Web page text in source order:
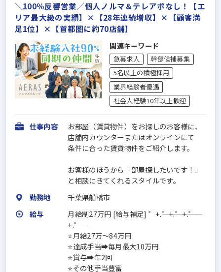
＼100％反響営業／個人ノルマ＆テレアポなし！【エ
リア最大級の実績】×【28年連続増収】×【顧客満
足1位】×【首都圏に約70店舗】
関連キーワード
急募求人
幹部候補募集
5名以上の積極採用
業界経験者優遇
社会人経験10年以上歓迎
仕事内容
お部屋（賃貸物件）をお探しのお客様に、
店舗内カウンターまたはオンラインにて
条件に合った賃貸物件をご紹介します。
お客様のほうから「部屋探したいです！」
と相談にきてくれるスタイルです。
勤務地
千葉県船橋市
給与
月給制27万円 [給与補足] ゜+.――゜+.――゜+.――゜
+.――゜
⭐月給27万～84万円
⭐達成手当➡毎月最大10万円
⭐賞与➡年2回
⭐その他手当豊富